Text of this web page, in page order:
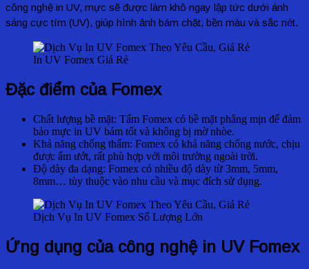
công nghệ in UV, mực sẽ được làm khô ngay lập tức dưới ánh
sáng cực tím (UV), giúp hình ảnh bám chặt, bền màu và sắc nét.
In UV Fomex Giá Rẻ
Đặc điểm của Fomex
Chất lượng bề mặt: Tấm Fomex có bề mặt phẳng mịn để đảm
bảo mực in UV bám tốt và không bị mờ nhòe.
Khả năng chống thấm: Fomex có khả năng chống nước, chịu
được ẩm ướt, rất phù hợp với môi trường ngoài trời.
Độ dày đa dạng: Fomex có nhiều độ dày từ 3mm, 5mm,
8mm… tùy thuộc vào nhu cầu và mục đích sử dụng.
Dịch Vụ In UV Fomex Số Lượng Lớn
Ứng dụng của công nghệ in UV Fomex